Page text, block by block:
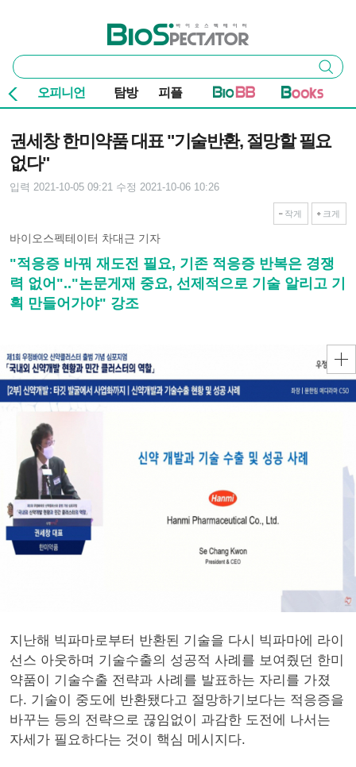
바이오스펙테이터
통
합
검
색
검색
오피니언 탐방 피플
권세창 한미약품 대표 "기술반환, 절망할 필요
없다"
입력 2021-10-05 09:21 수정 2021-10-06 10:26
작게 크게
바이오스펙테이터 차대근 기자
"적응증 바꿔 재도전 필요, 기존 적응증 반복은 경쟁
력 없어".."논문게재 중요, 선제적으로 기술 알리고 기
획 만들어가야" 강조
지난해 빅파마로부터 반환된 기술을 다시 빅파마에 라이
선스 아웃하며 기술수출의 성공적 사례를 보여줬던 한미
약품이 기술수출 전략과 사례를 발표하는 자리를 가졌
다. 기술이 중도에 반환됐다고 절망하기보다는 적응증을
바꾸는 등의 전략으로 끊임없이 과감한 도전에 나서는
자세가 필요하다는 것이 핵심 메시지다.